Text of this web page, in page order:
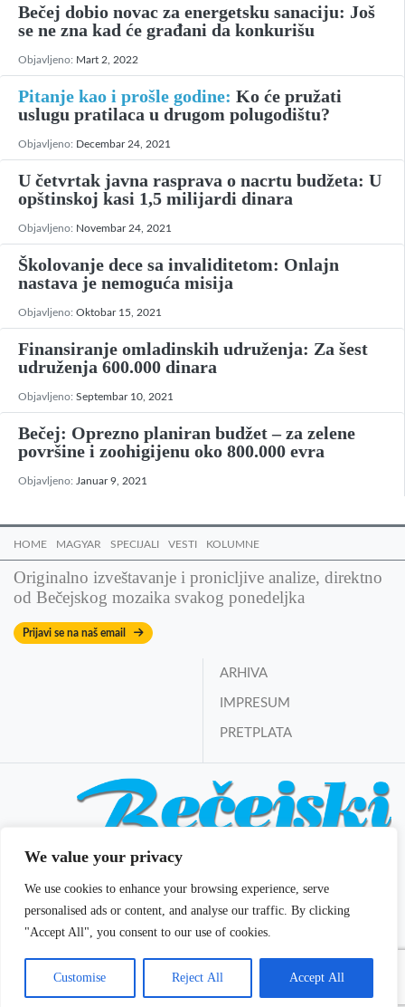
We value your privacy
We use cookies to enhance your browsing experience, serve
personalised ads or content, and analyse our traffic. By clicking
"Accept All", you consent to our use of cookies.
Customise Reject All Accept All
Bečej dobio novac za energetsku sanaciju: Još
se ne zna kad će građani da konkurišu
Objavljeno: Mart 2, 2022
Pitanje kao i prošle godine: Ko će pružati
uslugu pratilaca u drugom polugodištu?
Objavljeno: Decembar 24, 2021
U četvrtak javna rasprava o nacrtu budžeta: U
opštinskoj kasi 1,5 milijardi dinara
Objavljeno: Novembar 24, 2021
Školovanje dece sa invaliditetom: Onlajn
nastava je nemoguća misija
Objavljeno: Oktobar 15, 2021
Finansiranje omladinskih udruženja: Za šest
udruženja 600.000 dinara
Objavljeno: Septembar 10, 2021
Bečej: Oprezno planiran budžet – za zelene
površine i zoohigijenu oko 800.000 evra
Objavljeno: Januar 9, 2021
HOME MAGYAR SPECIJALI VESTI KOLUMNE
Originalno izveštavanje i pronicljive analize, direktno
od Bečejskog mozaika svakog ponedeljka
Prijavi se na naš email
ARHIVA
IMPRESUM
PRETPLATA
Izdavač i osnivač:Mozaik DOO Bečej
E-mail: redakcija@becejski-mozaik.co.rs
© 2022 Bečejski mozaik. All rights reserved. | Theme: dmmedia by